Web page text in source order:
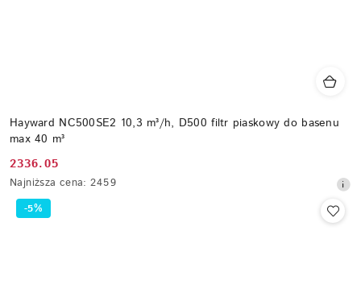
Hayward NC500SE2 10,3 m³/h, D500 filtr piaskowy do basenu
max 40 m³
Cena
promocyjna:
2336.05
Najniższa
cena
Najniższa cena: 2459
-5%